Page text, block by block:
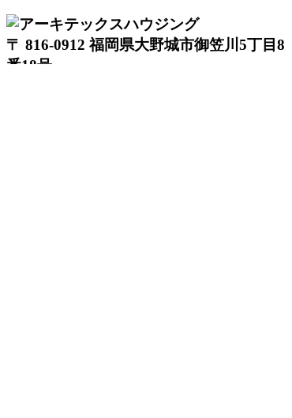
〒 816-0912 福岡県大野城市御笠川5丁目8
番18号